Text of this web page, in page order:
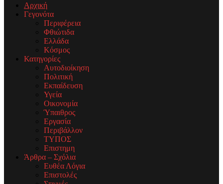
Αρχική
Γεγονότα
Περιφέρεια
Φθιώτιδα
Ελλάδα
Κόσμος
Κατηγορίες
Αυτοδιοίκηση
Πολιτική
Εκπαίδευση
Υγεία
Οικονομία
Ύπαιθρος
Εργασία
Περιβάλλον
ΤΥΠΟΣ
Επιστημη
Άρθρα – Σχόλια
Ευθέα Λόγια
Επιστολές